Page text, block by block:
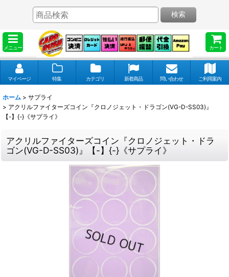
メニュー カート
検索
マイページ 特集 カテゴリ 新着商品 問い合わせ ご利用案内
ホーム > サプライ
> アクリルファイターズコイン『クロノジェット・ドラゴン(VG-D-SS03)』
【-】{-}《サプライ》
アクリルファイターズコイン『クロノジェット・ドラ
ゴン(VG-D-SS03)』【-】{-}《サプライ》